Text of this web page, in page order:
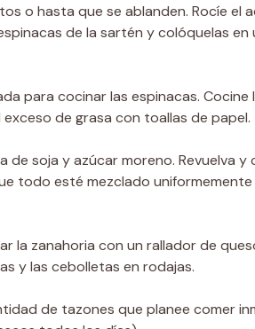
o hasta que se ablanden. Rocíe el
de la sartén y colóquelas en
para cocinar las espinacas. Cocine
de grasa con toallas de papel.
de soja y azúcar moreno. Revuelva
todo esté mezclado
la zanahoria con un rallador de
y las cebolletas en rodajas.
de tazones que planee comer